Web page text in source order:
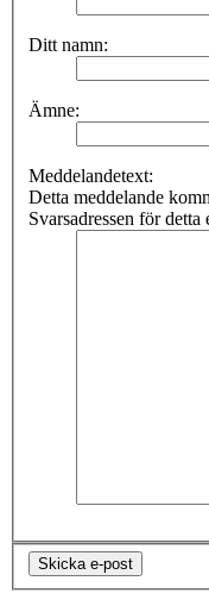
Ditt namn:
Ämne:
Meddelandetext:
Detta meddelande
Svarsadressen för